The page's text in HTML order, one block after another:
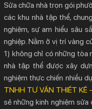
Phường Bến Thành Tại
5 Kinh Nghiệm
Phường Bến Thành
3. Phân Tích Chi Tiết
Từng Không Gian
3.1. Không Gian Sinh
Ăn)
3.2. Không Gian Phòng
Sửa chữa nhà trọn gói
các khu nhà tập thể,
nghiệm, sự am hiểu sâu
nghiệp. Nằm ở vị trí vàng
1) không chỉ có những tòa
nhà tập thể được xây
nghiệm thực chiến nhiều
TNHH TƯ VẤN THIẾT KẾ
sẻ những kinh nghiệm sửa